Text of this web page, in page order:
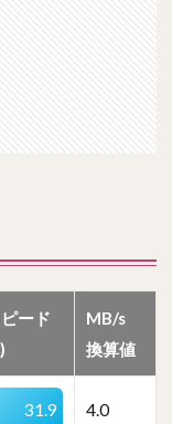
ード
MB/s
換算値
31.9 4.0